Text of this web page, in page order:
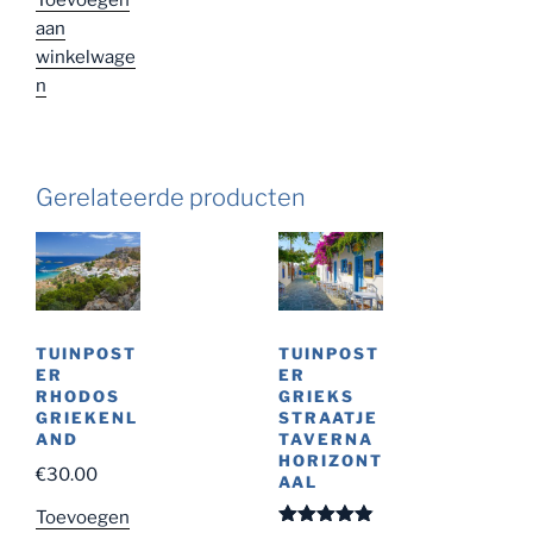
aan
winkelwage
n
Gerelateerde producten
TUINPOST
ER
RHODOS
GRIEKENL
AND
€30.00
Toevoegen
TUINPOST
ER
GRIEKS
STRAATJE
TAVERNA
HORIZONT
AAL